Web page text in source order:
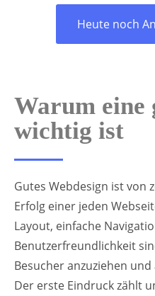
Heute noch
Warum eine
wichtig ist
Gutes Webdesign ist von
Erfolg einer jeden
Layout, einfache
Benutzerfreundlichkeit
Besucher anzuziehen
Der erste Eindruck zählt